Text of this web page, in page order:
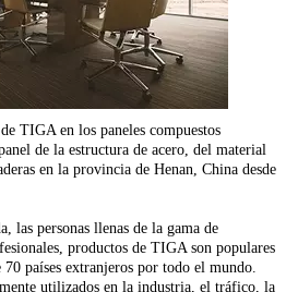
TIGA en los paneles compuestos
de la estructura de acero, del material
en la provincia de Henan, China desde
las personas llenas de la gama de
productos de TIGA son populares
países extranjeros por todo el mundo.
utilizados en la industria, el tráfico, la